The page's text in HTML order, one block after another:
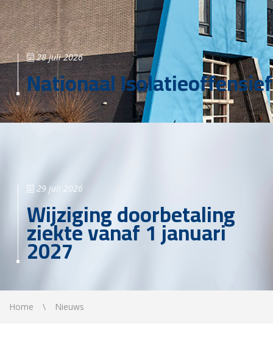
28 juli 2026
Nationaal Isolatieoffensief
29 juli 2026
Wijziging doorbetaling
ziekte vanaf 1 januari
2027
Home Nieuws